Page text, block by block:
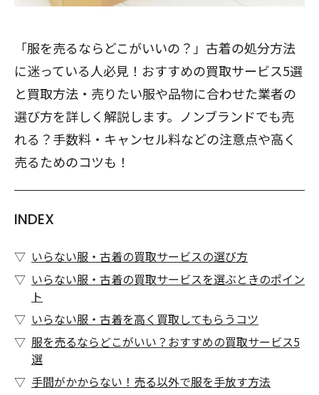
「服を売るならどこがいいの？」古着の処分方法
に迷っている人必見！おすすめの買取サービス5選
と買取方法・売りたい服や品物に合わせた業者の
選び方を詳しく解説します。ノンブランドでも売
れる？手数料・キャンセル料などの注意点や高く
売るためのコツも！
INDEX
いらない服・古着の買取サービスの選び方
いらない服・古着の買取サービスを選ぶときのポイン
ト
いらない服・古着を高く買取してもらうコツ
服を売るならどこがいい？おすすめの買取サービス5
選
手間がかからない！売る以外で服を手放す方法